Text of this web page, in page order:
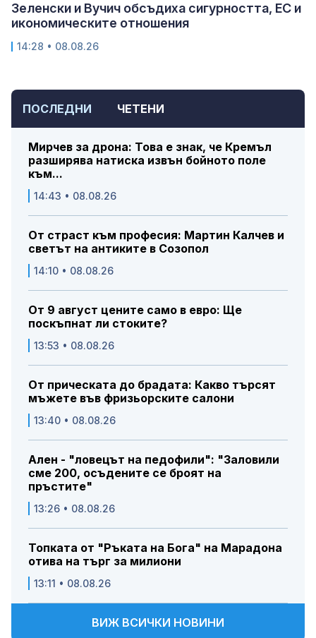
ПОСЛЕДНИ ЧЕТЕНИ
Мирчев за дрона: Това е знак, че Кремъл
разширява натиска извън бойното поле
към...
14:43 • 08.08.26
От страст към професия: Мартин Калчев и
светът на антиките в Созопол
14:10 • 08.08.26
От 9 август цените само в евро: Ще
поскъпнат ли стоките?
13:53 • 08.08.26
От прическата до брадата: Какво търсят
мъжете във фризьорските салони
13:40 • 08.08.26
Ален - "ловецът на педофили": "Заловили
сме 200, осъдените се броят на
пръстите"
13:26 • 08.08.26
Топката от "Ръката на Бога" на Марадона
отива на търг за милиони
13:11 • 08.08.26
ВИЖ ВСИЧКИ НОВИНИ
Зеленски и Вучич обсъдиха сигурността, ЕС и
икономическите отношения
14:28 • 08.08.26